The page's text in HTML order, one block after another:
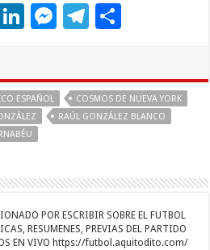
Li
e
dI
n
M
n
g
T
gr
a
p
ar
r
ESPAÑOL
COSMOS DE NUEVA YORK
RAÚL GONZÁLEZ BLANCO
POR ESCRIBIR SOBRE EL FUTBOL
RESUMENES, PREVIAS DEL PARTIDO
EN VIVO https://futbol.aquitodito.com/